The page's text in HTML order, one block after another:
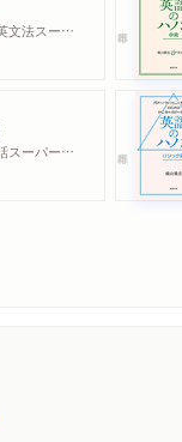
─スピーキングのためのやりなおし英文法スーパードリル
─コミュニケーションのための英会話スーパードリル